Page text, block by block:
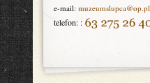
e-mail: muzeumslupca@op.pl
telefon: :